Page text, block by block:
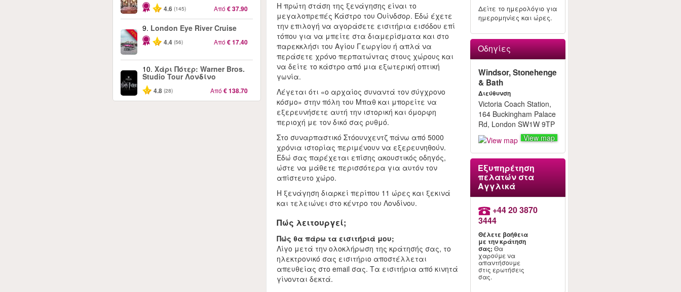
4.6 (145) Από € 37.90
-10%
9. London Eye River Cruise
4.4 (56) Από € 17.40
10. Χάρι Πότερ: Warner Bros.
Studio Tour Λονδίνο
4.8 (28) Από € 138.70
Η πρώτη στάση της ξενάγησης είναι το
μεγαλοπρεπές Κάστρο του Ουίνδσορ. Εδώ έχετε
την επιλογή να αγοράσετε εισιτήρια εισόδου επί
τόπου για να μπείτε στα διαμερίσματα και στο
παρεκκλήσι του Αγίου Γεωργίου ή απλά να
περάσετε χρόνο περπατώντας στους χώρους και
να δείτε το κάστρο από μια εξωτερική οπτική
γωνία.
Λέγεται ότι «ο αρχαίος συναντά τον σύγχρονο
κόσμο» στην πόλη του Μπαθ και μπορείτε να
εξερευνήσετε αυτή την ιστορική και όμορφη
περιοχή με τον δικό σας ρυθμό.
Στο συναρπαστικό Στόουνχεντζ πάνω από 5000
χρόνια ιστορίας περιμένουν να εξερευνηθούν.
Εδώ σας παρέχεται επίσης ακουστικός οδηγός,
ώστε να μάθετε περισσότερα για αυτόν τον
απίστευτο χώρο.
Η ξενάγηση διαρκεί περίπου 11 ώρες και ξεκινά
και τελειώνει στο κέντρο του Λονδίνου.
Πώς λειτουργεί;
Πώς θα πάρω τα εισιτήριά μου;
Λίγο μετά την ολοκλήρωση της κράτησής σας, το
ηλεκτρονικό σας εισιτήριο αποστέλλεται
απευθείας στο email σας. Τα εισιτήρια από κινητά
γίνονται δεκτά.
Δείτε το ημερολόγιο για
ημερομηνίες και ώρες.
Οδηγίες
Windsor, Stonehenge
& Bath
Διεύθυνση
Victoria Coach Station,
164 Buckingham Palace
Rd, London SW1W 9TP
View map
Εξυπηρέτηση
πελατών στα
Αγγλικά
+44 20 3870
3444
Θέλετε βοήθεια
με την κράτηση
σας; Θα
χαρούμε να
απαντήσουμε
στις ερωτήσεις
σας.